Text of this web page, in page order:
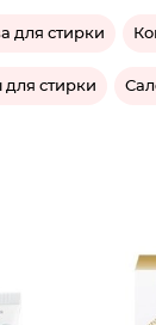
для стирки
для стирки